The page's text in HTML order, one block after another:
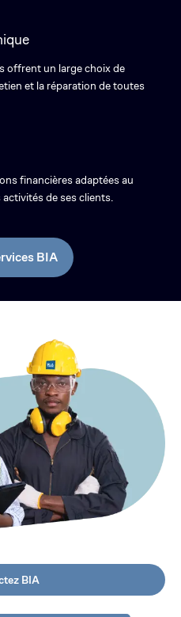
offrent un large choix de
et la réparation de toutes
financières adaptées au
de ses clients.
BIA
BIA